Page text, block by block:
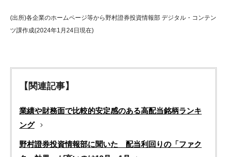
(出所)各企業のホームページ等から野村證券投資情報部 デジタル・コンテン
ツ課作成(2024年1月24日現在)
【関連記事】
業績や財務面で比較的安定感のある高配当銘柄ランキ
ング
野村證券投資情報部に聞いた 配当利回りの「ファク